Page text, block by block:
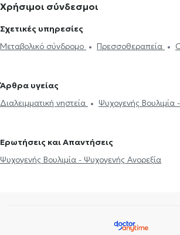
Χρήσιμοι σύνδεσμοι
Σχετικές υπηρεσίες
Μεταβολικό σύνδρομο
Πρεσσοθεραπεία
Ψυχογενής Ανορεξία
Διατροφή για παιδιά
Αθλητική διατροφή
Άρθρα υγείας
Διαλειμματική νηστεία
Ψυχογενής Βουλιμία
Ερωτήσεις και Απαντήσεις
Ψυχογενής Βουλιμία - Ψυχογενής Ανορεξία